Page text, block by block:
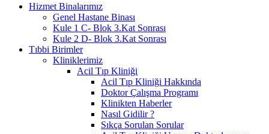
Hizmet Binalarımız
Genel Hastane Binası
Kule 1 C- Blok 3.Kat Sonrası
Kule 2 D- Blok 3.Kat Sonrası
Tıbbi Birimler
Kliniklerimiz
Acil Tıp Kliniği
Acil Tıp Kliniği Hakkında
Doktor Çalışma Programı
Klinikten Haberler
Nasıl Gidilir ?
Sıkça Sorulan Sorular